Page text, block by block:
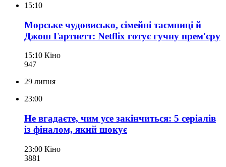
15:10
Морське чудовисько, сімейні таємниці й
Джош Гартнетт: Netflix готує гучну прем'єру
15:10 Кіно
947
29 липня
23:00
Не вгадаєте, чим усе закінчиться: 5 серіалів
із фіналом, який шокує
23:00 Кіно
3881